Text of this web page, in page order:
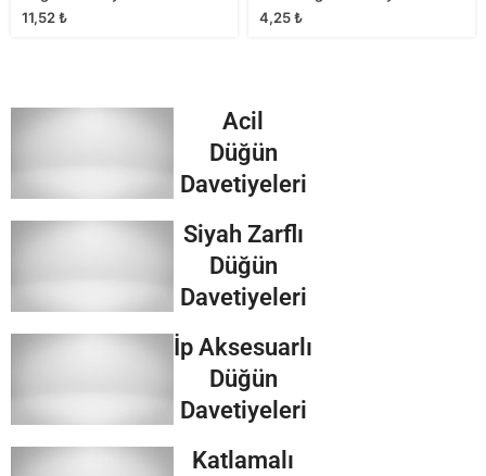
11,52₺
4,25₺
Acil
Düğün
Davetiyeleri
Siyah Zarflı
Düğün
Davetiyeleri
İp Aksesuarlı
Düğün
Davetiyeleri
Katlamalı